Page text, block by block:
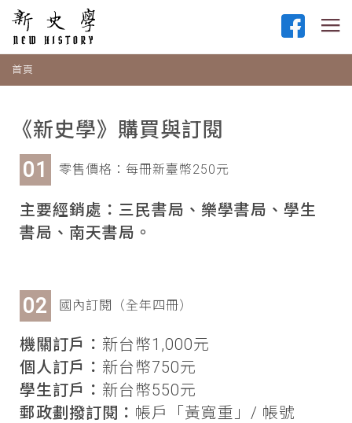
首頁
《新史學》購買與訂閱
零售價格：每冊新臺幣250元
主要經銷處：三民書局、樂學書局、學生
書局、南天書局。
國內訂閱（全年四冊）
機關訂戶： 新台幣1,000元
個人訂戶： 新台幣750元
學生訂戶： 新台幣550元
郵政劃撥訂閱： 帳戶「黃寬重」/ 帳號